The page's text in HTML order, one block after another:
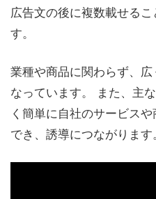
広告文の後に複数載せる
す。
業種や商品に関わらず、
なっています。 また、主
く簡単に自社のサービス
でき、誘導につながります。